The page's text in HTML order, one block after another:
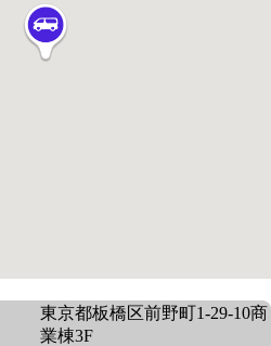
東京都板橋区前野町1-29-10商
業棟3F